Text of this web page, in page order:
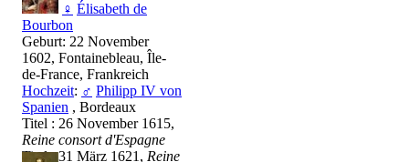
♀ Élisabeth de
Bourbon
Geburt: 22 November
1602, Fontainebleau, Île-
de-France, Frankreich
Hochzeit: ♂ Philipp IV von
Spanien , Bordeaux
Titel : 26 November 1615,
Reine consort d'Espagne
Titel : 31 März 1621, Reine